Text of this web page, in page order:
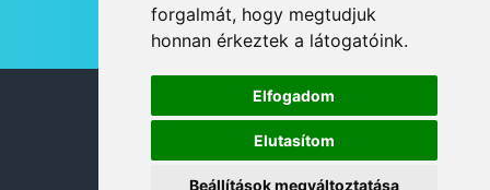
forgalmát, hogy megtudjuk
honnan érkeztek a látogatóink.
Elfogadom
Elutasítom
Beállítások megváltoztatása
HÍR BEKÜLDÉSE
© 2026 DANUBIA TV